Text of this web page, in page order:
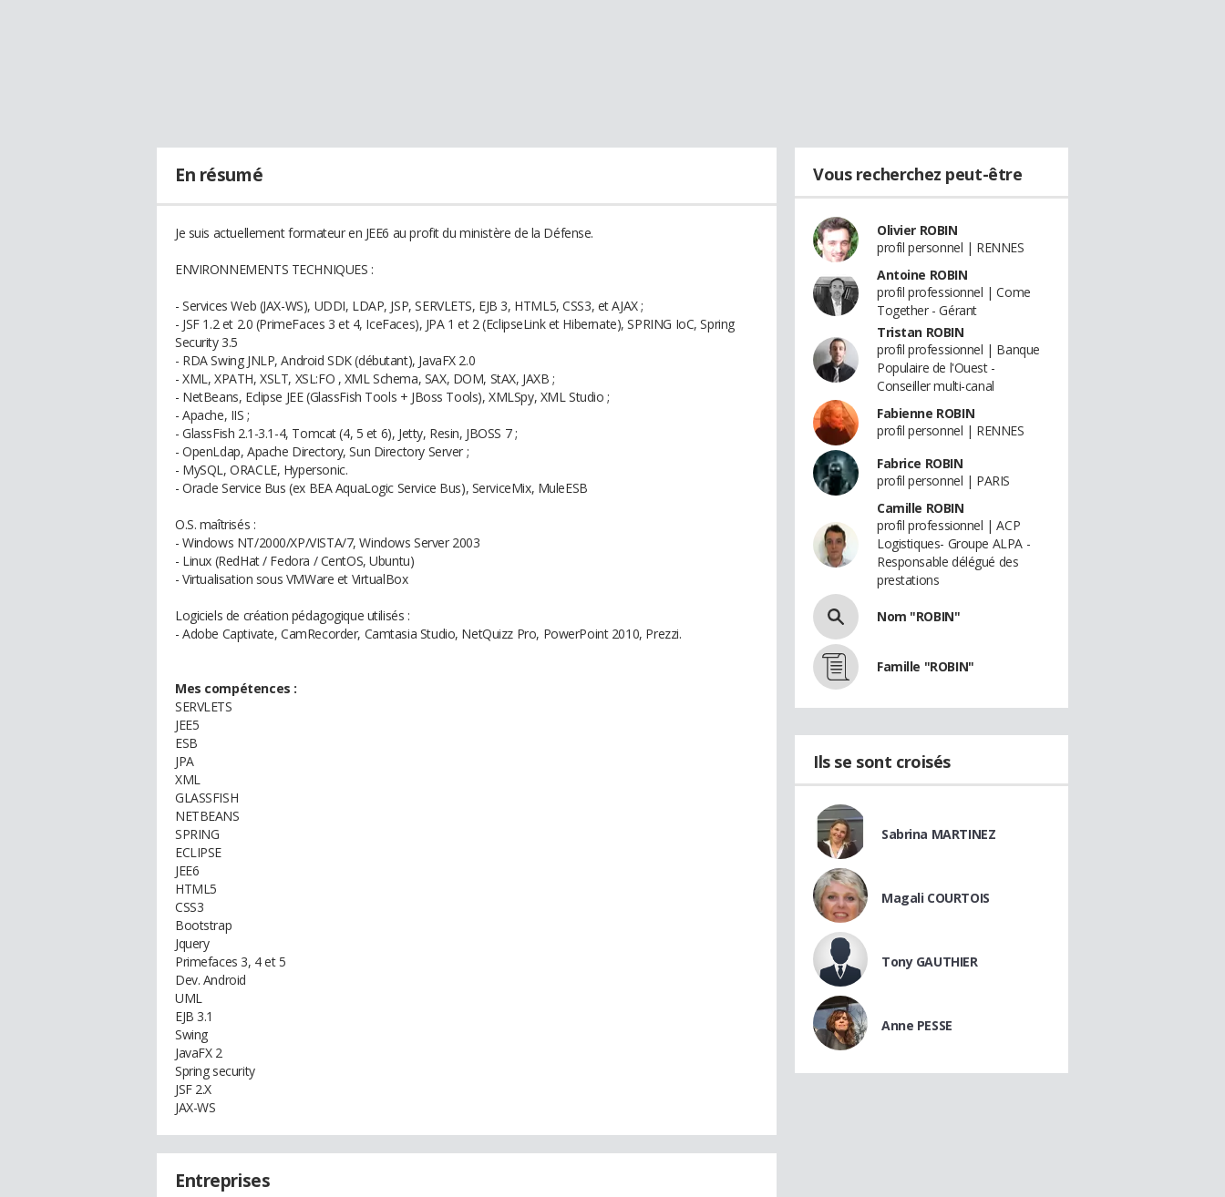
En résumé
Je suis actuellement formateur en JEE6 au profit du ministère de la Défense.
ENVIRONNEMENTS TECHNIQUES :
- Services Web (JAX-WS), UDDI, LDAP, JSP, SERVLETS, EJB 3, HTML5, CSS3, et AJAX ;
- JSF 1.2 et 2.0 (PrimeFaces 3 et 4, IceFaces), JPA 1 et 2 (EclipseLink et Hibernate), SPRING IoC, Spring
Security 3.5
- RDA Swing JNLP, Android SDK (débutant), JavaFX 2.0
- XML, XPATH, XSLT, XSL:FO , XML Schema, SAX, DOM, StAX, JAXB ;
- NetBeans, Eclipse JEE (GlassFish Tools + JBoss Tools), XMLSpy, XML Studio ;
- Apache, IIS ;
- GlassFish 2.1-3.1-4, Tomcat (4, 5 et 6), Jetty, Resin, JBOSS 7 ;
- OpenLdap, Apache Directory, Sun Directory Server ;
- MySQL, ORACLE, Hypersonic.
- Oracle Service Bus (ex BEA AquaLogic Service Bus), ServiceMix, MuleESB
O.S. maîtrisés :
- Windows NT/2000/XP/VISTA/7, Windows Server 2003
- Linux (RedHat / Fedora / CentOS, Ubuntu)
- Virtualisation sous VMWare et VirtualBox
Logiciels de création pédagogique utilisés :
- Adobe Captivate, CamRecorder, Camtasia Studio, NetQuizz Pro, PowerPoint 2010, Prezzi.
Mes compétences :
SERVLETS
JEE5
ESB
JPA
XML
GLASSFISH
NETBEANS
SPRING
ECLIPSE
JEE6
HTML5
CSS3
Bootstrap
Jquery
Primefaces 3, 4 et 5
Dev. Android
UML
EJB 3.1
Swing
JavaFX 2
Spring security
JSF 2.X
JAX-WS
Entreprises
Vous recherchez peut-être
Olivier ROBIN
profil personnel | RENNES
Antoine ROBIN
profil professionnel | Come
Together - Gérant
Tristan ROBIN
profil professionnel | Banque
Populaire de l'Ouest -
Conseiller multi-canal
Fabienne ROBIN
profil personnel | RENNES
Fabrice ROBIN
profil personnel | PARIS
Camille ROBIN
profil professionnel | ACP
Logistiques- Groupe ALPA -
Responsable délégué des
prestations
Nom "ROBIN"
Famille "ROBIN"
Ils se sont croisés
Sabrina MARTINEZ
Magali COURTOIS
Tony GAUTHIER
Anne PESSE